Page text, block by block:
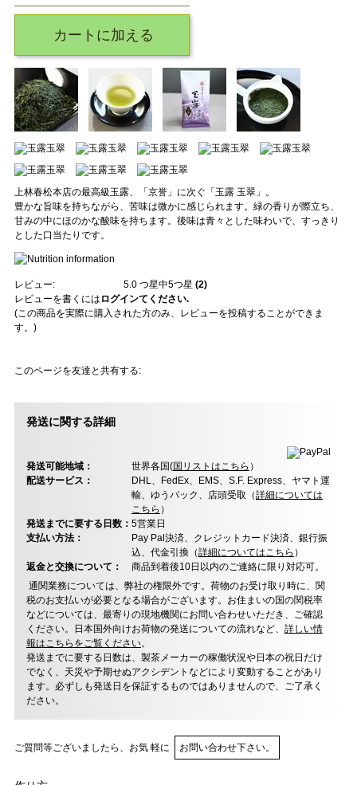
上林春松本店の最高級玉露、「京誉」に次ぐ「玉露 玉翠」。
豊かな旨味を持ちながら、苦味は微かに感じられます。緑の香りが際立ち、
甘みの中にほのかな酸味を持ちます。後味は青々とした味わいで、すっきり
とした口当たりです。
レビュー: 5.0つ星中5つ星 (2)
レビューを書くには ログインてください.
(この商品を実際に購入された方のみ、レビューを投稿することができま
す。)
このページを友達と共有する:
カートに加える
発送に関する詳細
発送可能地域： 世界各国(国リストはこちら ）
配送サービス：
DHL、FedEx、EMS、S.F. Express、ヤマト運
輸、ゆうパック、店頭受取（詳細については
こちら ）
発送までに要する日数： 5営業日
支払い方法：
Pay Pal決済、クレジットカード決済、銀行振
込、代金引換（詳細についてはこちら ）
返金と交換について：
商品到着後10日以内のご連絡に限り対応可。
通関業務については、弊社の権限外です。荷物のお受け取り時に、関
税のお支払いが必要となる場合がございます。お住まいの国の関税率
などについては、最寄りの現地機関にお問い合わせいただき、ご確認
ください。日本国外向けお荷物の発送についての流れなど、 詳しい情
報はこちらをご覧ください。
発送までに要する日数は、製茶メーカーの稼働状況や日本の祝日だけ
でなく、天災や予期せぬアクシデントなどにより変動することがあり
ます。必ずしも発送日を保証するものではありませんので、ご了承く
ださい。
ご質問等ございましたら、お気 軽に お問い合わせ下さい。